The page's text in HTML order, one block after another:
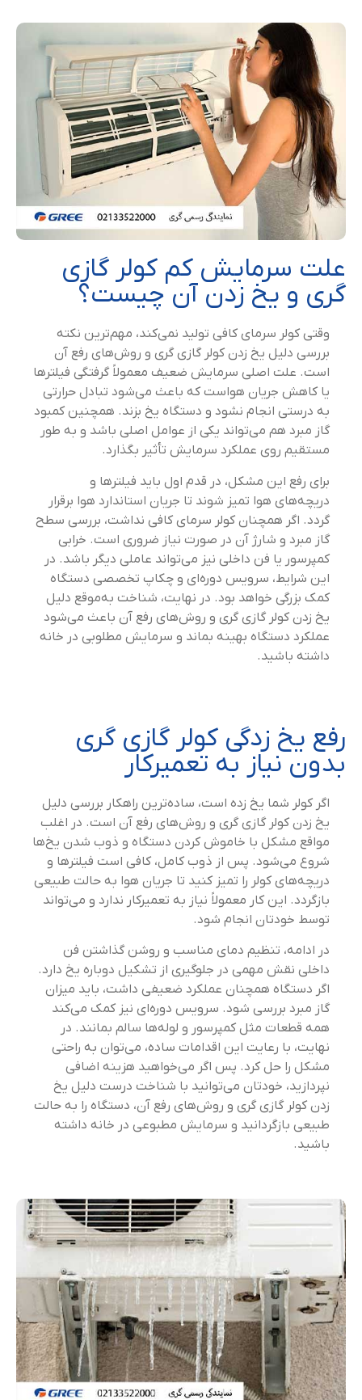
علت سرمایش کم کولر گازی
گری و یخ زدن آن چیست؟
وقتی کولر سرمای کافی تولید نمی‌کند، مهم‌ترین نکته
بررسی دلیل یخ زدن کولر گازی گری و روش‌های رفع آن
است. علت اصلی سرمایش ضعیف معمولاً گرفتگی فیلترها
یا کاهش جریان هواست که باعث می‌شود تبادل حرارتی
به درستی انجام نشود و دستگاه یخ بزند. همچنین کمبود
گاز مبرد هم می‌تواند یکی از عوامل اصلی باشد و به طور
مستقیم روی عملکرد سرمایش تأثیر بگذارد.
برای رفع این مشکل، در قدم اول باید فیلترها و
دریچه‌های هوا تمیز شوند تا جریان استاندارد هوا برقرار
گردد. اگر همچنان کولر سرمای کافی نداشت، بررسی سطح
گاز مبرد و شارژ آن در صورت نیاز ضروری است. خرابی
کمپرسور یا فن داخلی نیز می‌تواند عاملی دیگر باشد. در
این شرایط، سرویس دوره‌ای و چکاپ تخصصی دستگاه
کمک بزرگی خواهد بود. در نهایت، شناخت به‌موقع دلیل
یخ زدن کولر گازی گری و روش‌های رفع آن باعث می‌شود
عملکرد دستگاه بهینه بماند و سرمایش مطلوبی در خانه
داشته باشید.
رفع یخ زدگی کولر گازی گری
بدون نیاز به تعمیرکار
اگر کولر شما یخ زده است، ساده‌ترین راهکار بررسی دلیل
یخ زدن کولر گازی گری و روش‌های رفع آن است. در اغلب
مواقع مشکل با خاموش کردن دستگاه و ذوب شدن یخ‌ها
شروع می‌شود. پس از ذوب کامل، کافی است فیلترها و
دریچه‌های کولر را تمیز کنید تا جریان هوا به حالت طبیعی
بازگردد. این کار معمولاً نیاز به تعمیرکار ندارد و می‌تواند
توسط خودتان انجام شود.
در ادامه، تنظیم دمای مناسب و روشن گذاشتن فن
داخلی نقش مهمی در جلوگیری از تشکیل دوباره یخ دارد.
اگر دستگاه همچنان عملکرد ضعیفی داشت، باید میزان
گاز مبرد بررسی شود. سرویس دوره‌ای نیز کمک می‌کند
همه قطعات مثل کمپرسور و لوله‌ها سالم بمانند. در
نهایت، با رعایت این اقدامات ساده، می‌توان به راحتی
مشکل را حل کرد. پس اگر می‌خواهید هزینه اضافی
نپردازید، خودتان می‌توانید با شناخت درست دلیل یخ
زدن کولر گازی گری و روش‌های رفع آن، دستگاه را به حالت
طبیعی بازگردانید و سرمایش مطبوعی در خانه داشته
باشید.